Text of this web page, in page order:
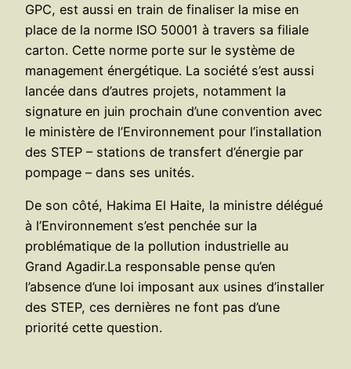
GPC, est aussi en train de finaliser la mise en
place de la norme ISO 50001 à travers sa filiale
carton. Cette norme porte sur le système de
management énergétique. La société s’est aussi
lancée dans d’autres projets, notamment la
signature en juin prochain d’une convention avec
le ministère de l’Environnement pour l’installation
des STEP – stations de transfert d’énergie par
pompage – dans ses unités.
De son côté, Hakima El Haite, la ministre délégué
à l’Environnement s’est penchée sur la
problématique de la pollution industrielle au
Grand Agadir.La responsable pense qu’en
l’absence d’une loi imposant aux usines d’installer
des STEP, ces dernières ne font pas d’une
priorité cette question.